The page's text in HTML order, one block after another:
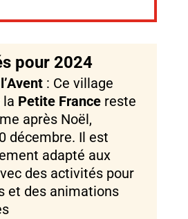
pour 2024
: Ce village
la Petite Francereste
après Noël,
décembre. Il est
adapté aux
des activités pour
et des animations